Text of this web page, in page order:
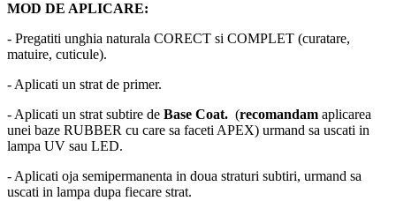
MOD DE APLICARE:
- Pregatiti unghia naturala CORECT si COMPLET (curatare,
matuire, cuticule).
- Aplicati un strat de primer.
- Aplicati un strat subtire de Base Coat. (recomandam aplicarea
unei baze RUBBER cu care sa faceti APEX) urmand sa uscati in
lampa UV sau LED.
- Aplicati oja semipermanenta in doua straturi subtiri, urmand sa
uscati in lampa dupa fiecare strat.